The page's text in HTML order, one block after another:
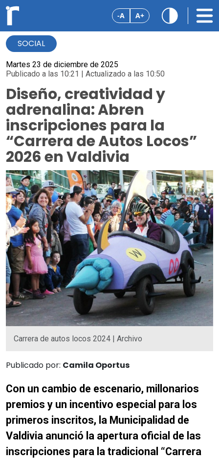
-A A+
SOCIAL
Martes 23 de diciembre de 2025
Publicado a las 10:21 | Actualizado a las 10:50
Diseño, creatividad y
adrenalina: Abren
inscripciones para la
“Carrera de Autos Locos”
2026 en Valdivia
Carrera de autos locos 2024 | Archivo
Publicado por: Camila Oportus
Con un cambio de escenario, millonarios
premios y un incentivo especial para los
primeros inscritos, la Municipalidad de
Valdivia anunció la apertura oficial de las
inscripciones para la tradicional “Carrera